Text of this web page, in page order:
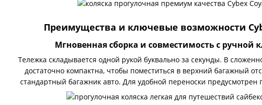
Преимущества и ключевые возможности
Мгновенная сборка и совместимость с ручной
Тележка складывается одной рукой буквально за секунды. В
достаточно компактна, чтобы поместиться в верхний багажный
стандартный багажник авто. Для удобной переноски предусмотрен